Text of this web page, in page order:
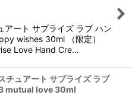
アート サプライズ ラブ ハン
wishes 30ml （限定）
Love Hand Cre…
チュアート サプライズ ラブ
mutual love 30ml